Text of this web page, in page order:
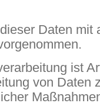
Daten mit
ist
von Daten